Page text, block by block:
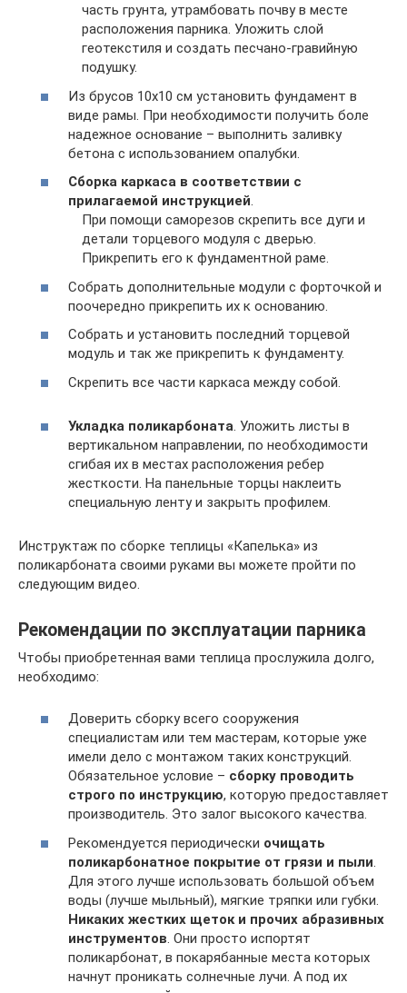
часть грунта, утрамбовать почву в месте
расположения парника. Уложить слой
геотекстиля и создать песчано-гравийную
подушку.
Из брусов 10х10 см установить фундамент в
виде рамы. При необходимости получить боле
надежное основание – выполнить заливку
бетона с использованием опалубки.
Сборка каркаса в соответствии с
прилагаемой инструкцией.
При помощи саморезов скрепить все дуги и
детали торцевого модуля с дверью.
Прикрепить его к фундаментной раме.
Собрать дополнительные модули с форточкой и
поочередно прикрепить их к основанию.
Собрать и установить последний торцевой
модуль и так же прикрепить к фундаменту.
Скрепить все части каркаса между собой.
Укладка поликарбоната . Уложить листы в
вертикальном направлении, по необходимости
сгибая их в местах расположения ребер
жесткости. На панельные торцы наклеить
специальную ленту и закрыть профилем.
Инструктаж по сборке теплицы «Капелька» из
поликарбоната своими руками вы можете пройти по
следующим видео.
Рекомендации по эксплуатации парника
Чтобы приобретенная вами теплица прослужила долго,
необходимо:
Доверить сборку всего сооружения
специалистам или тем мастерам, которые уже
имели дело с монтажом таких конструкций.
Обязательное условие – сборку проводить
строго по инструкцию, которую предоставляет
производитель. Это залог высокого качества.
Рекомендуется периодически очищать
поликарбонатное покрытие от грязи и пыли
Для этого лучше использовать большой объем
воды (лучше мыльный), мягкие тряпки или губки.
Никаких жестких щеток и прочих абразивных
инструментов . Они просто испортят
поликарбонат, в покарябанные места которых
начнут проникать солнечные лучи. А под их